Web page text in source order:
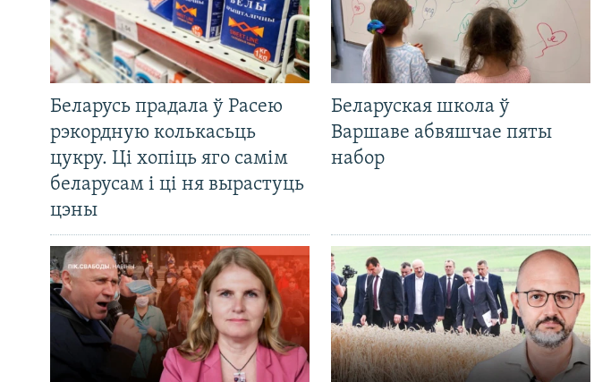
Беларусь прадала ў Расею
рэкордную колькасьць
цукру. Ці хопіць яго самім
беларусам і ці ня вырастуць
цэны
Беларуская школа ў
Варшаве абвяшчае пяты
набор